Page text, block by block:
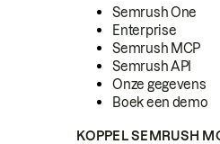
Semrush One
Enterprise
Semrush MCP
Semrush API
Onze gegevens
Boek een demo
KOPPEL SEMRUSH